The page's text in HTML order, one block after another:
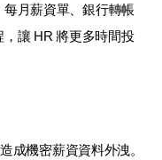
月薪資單、銀行轉帳
讓 HR 將更多時間投
成機密薪資資料外洩。